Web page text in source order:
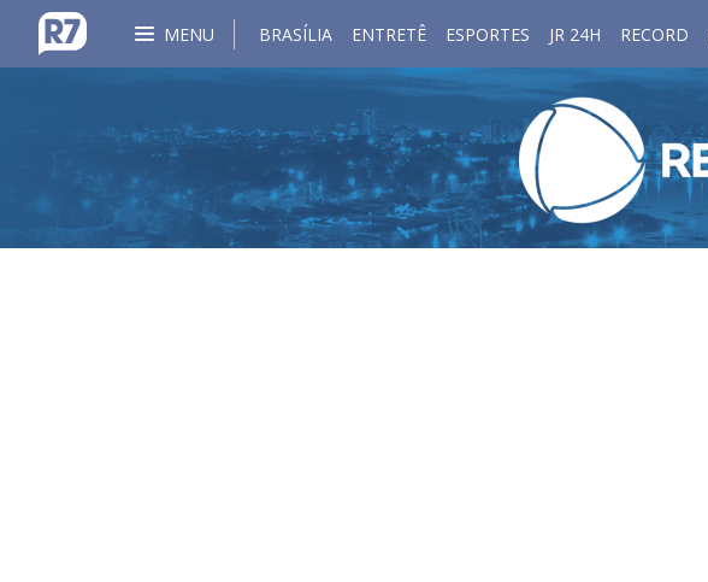
MENU BRASÍLIA ENTRETÊ ESPORTES JR 24H RECORD